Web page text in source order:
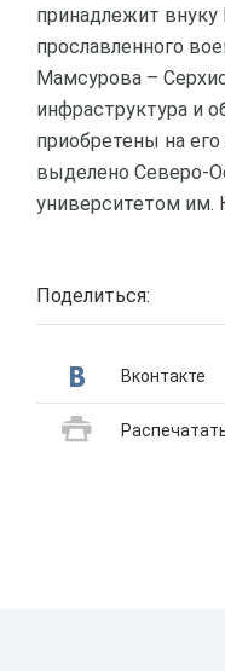
принадлежит внуку
прославленного
Мамсурова –
инфраструктура и
приобретены на
выделено Северо-
университетом им.
Поделиться:
Вконтакте